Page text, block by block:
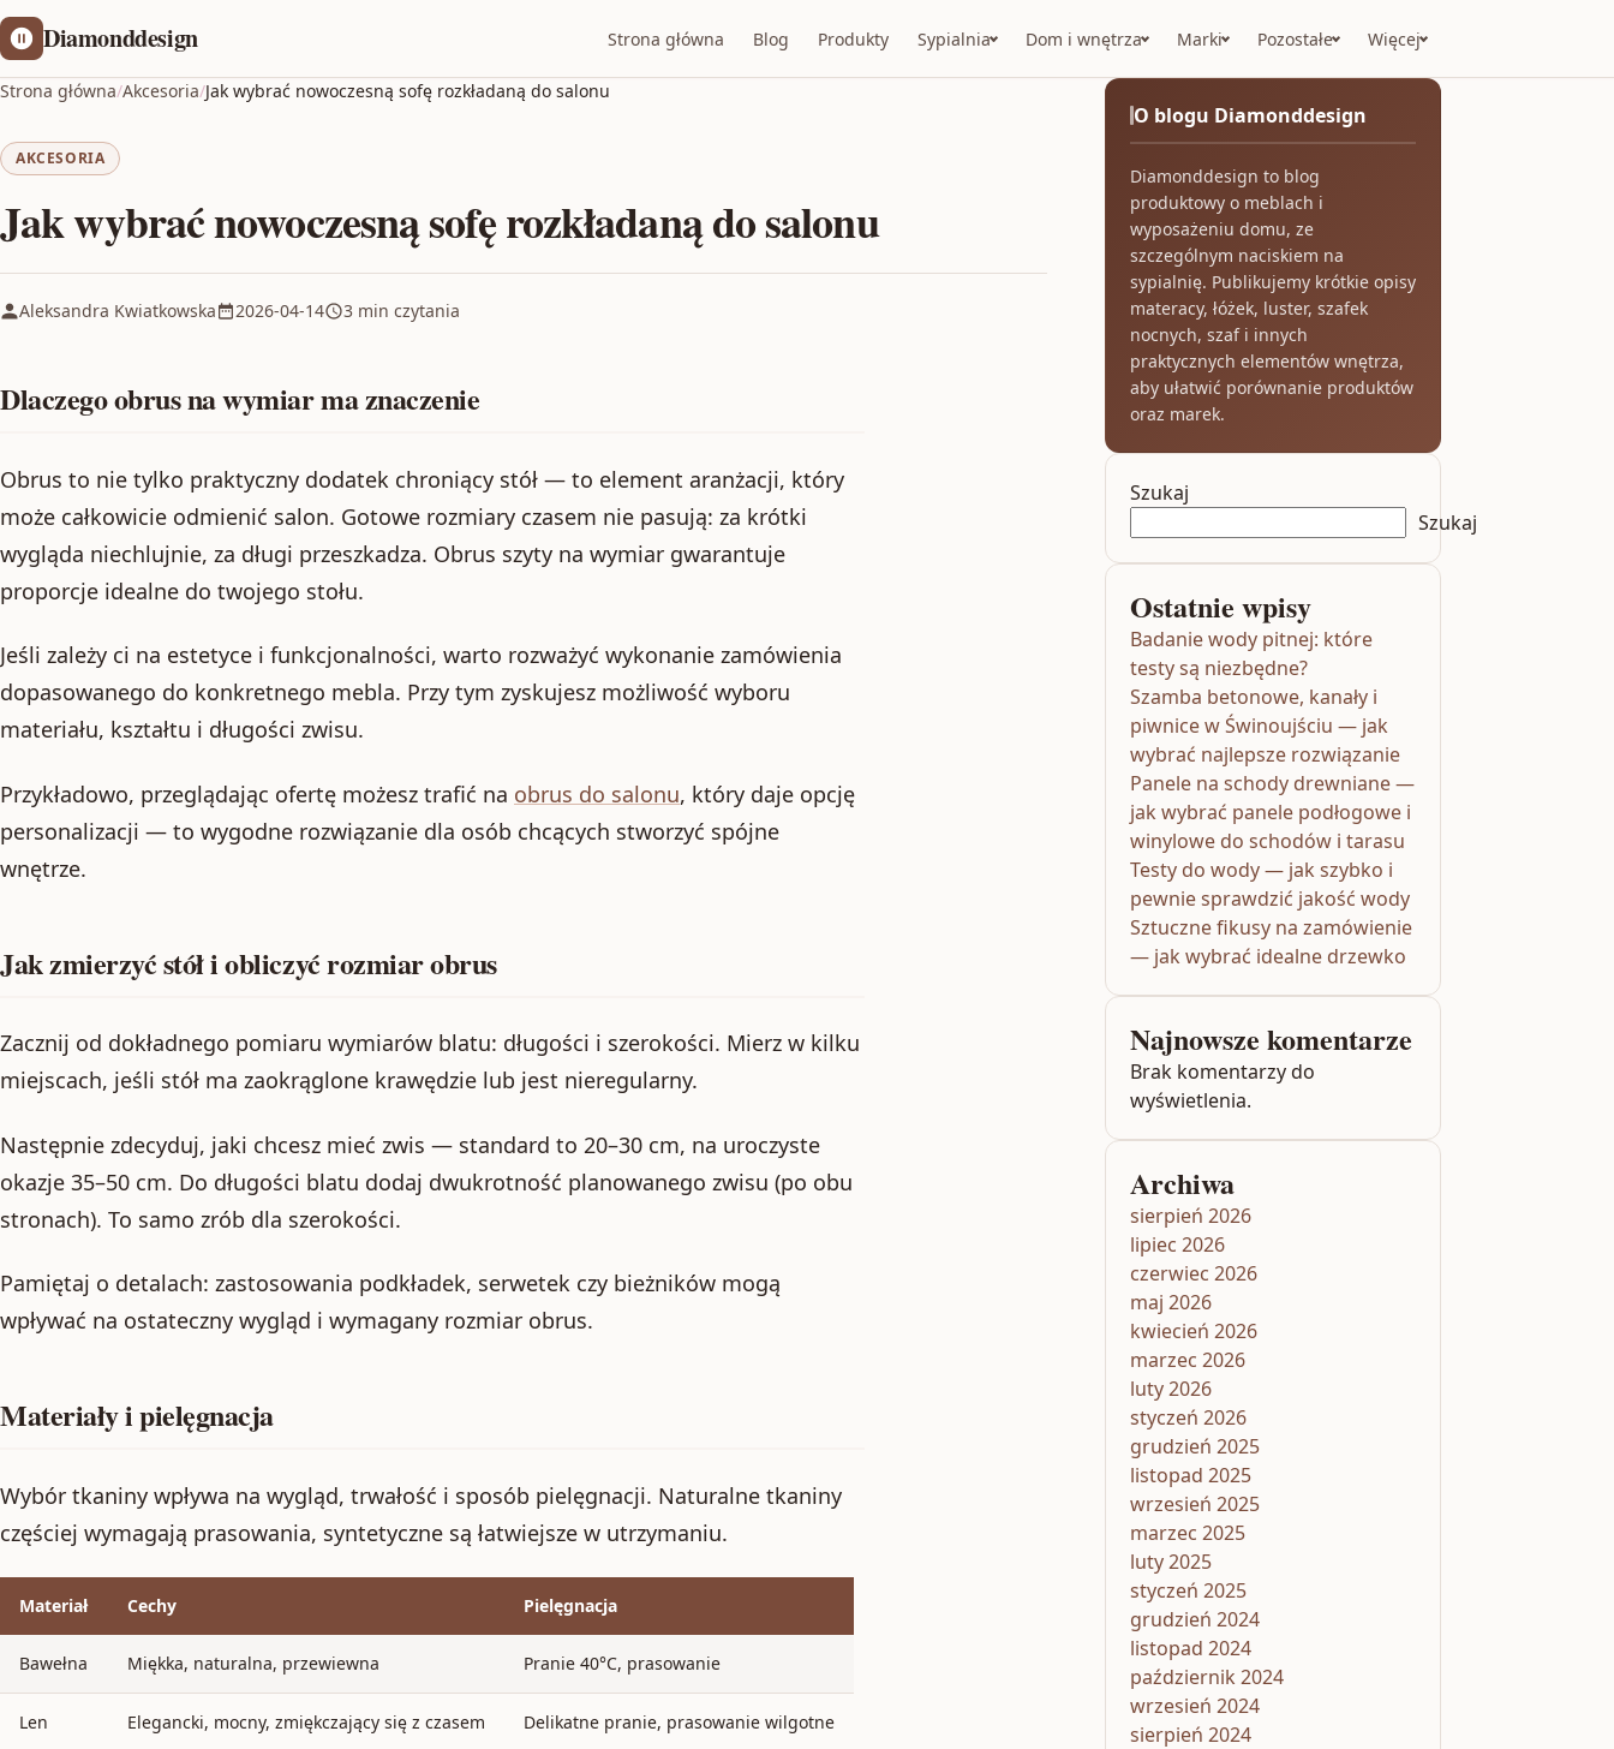
Diamonddesign Strona główna Blog Produkty Sypialnia Dom i wnętrza Marki Pozostałe Więcej
Strona główna/Akcesoria/Jak wybrać nowoczesną sofę rozkładaną do salonu
AKCESORIA
Jak wybrać nowoczesną sofę rozkładaną do salonu
Aleksandra Kwiatkowska 2026-04-14 3 min czytania
Dlaczego obrus na wymiar ma znaczenie
Obrus to nie tylko praktyczny dodatek chroniący stół — to element aranżacji, który
może całkowicie odmienić salon. Gotowe rozmiary czasem nie pasują: za krótki
wygląda niechlujnie, za długi przeszkadza. Obrus szyty na wymiar gwarantuje
proporcje idealne do twojego stołu.
Jeśli zależy ci na estetyce i funkcjonalności, warto rozważyć wykonanie zamówienia
dopasowanego do konkretnego mebla. Przy tym zyskujesz możliwość wyboru
materiału, kształtu i długości zwisu.
Przykładowo, przeglądając ofertę możesz trafić na obrus do salonu, który daje opcję
personalizacji — to wygodne rozwiązanie dla osób chcących stworzyć spójne
wnętrze.
Jak zmierzyć stół i obliczyć rozmiar obrus
Zacznij od dokładnego pomiaru wymiarów blatu: długości i szerokości. Mierz w kilku
miejscach, jeśli stół ma zaokrąglone krawędzie lub jest nieregularny.
Następnie zdecyduj, jaki chcesz mieć zwis — standard to 20–30 cm, na uroczyste
okazje 35–50 cm. Do długości blatu dodaj dwukrotność planowanego zwisu (po obu
stronach). To samo zrób dla szerokości.
Pamiętaj o detalach: zastosowania podkładek, serwetek czy bieżników mogą
wpływać na ostateczny wygląd i wymagany rozmiar obrus.
Materiały i pielęgnacja
Wybór tkaniny wpływa na wygląd, trwałość i sposób pielęgnacji. Naturalne tkaniny
częściej wymagają prasowania, syntetyczne są łatwiejsze w utrzymaniu.
Materiał Cechy Pielęgnacja
Bawełna Miękka, naturalna, przewiewna Pranie 40°C, prasowanie
Len Elegancki, mocny, zmiękczający się z czasem Delikatne pranie, prasowanie wilgotne
O blogu Diamonddesign
Diamonddesign to blog
produktowy o meblach i
wyposażeniu domu, ze
szczególnym naciskiem na
sypialnię. Publikujemy krótkie opisy
materacy, łóżek, luster, szafek
nocnych, szaf i innych
praktycznych elementów wnętrza,
aby ułatwić porównanie produktów
oraz marek.
Szukaj
Szukaj
Ostatnie wpisy
Badanie wody pitnej: które
testy są niezbędne?
Szamba betonowe, kanały i
piwnice w Świnoujściu — jak
wybrać najlepsze rozwiązanie
Panele na schody drewniane —
jak wybrać panele podłogowe i
winylowe do schodów i tarasu
Testy do wody — jak szybko i
pewnie sprawdzić jakość wody
Sztuczne fikusy na zamówienie
— jak wybrać idealne drzewko
Najnowsze komentarze
Brak komentarzy do
wyświetlenia.
Archiwa
sierpień 2026
lipiec 2026
czerwiec 2026
maj 2026
kwiecień 2026
marzec 2026
luty 2026
styczeń 2026
grudzień 2025
listopad 2025
wrzesień 2025
marzec 2025
luty 2025
styczeń 2025
grudzień 2024
listopad 2024
październik 2024
wrzesień 2024
sierpień 2024